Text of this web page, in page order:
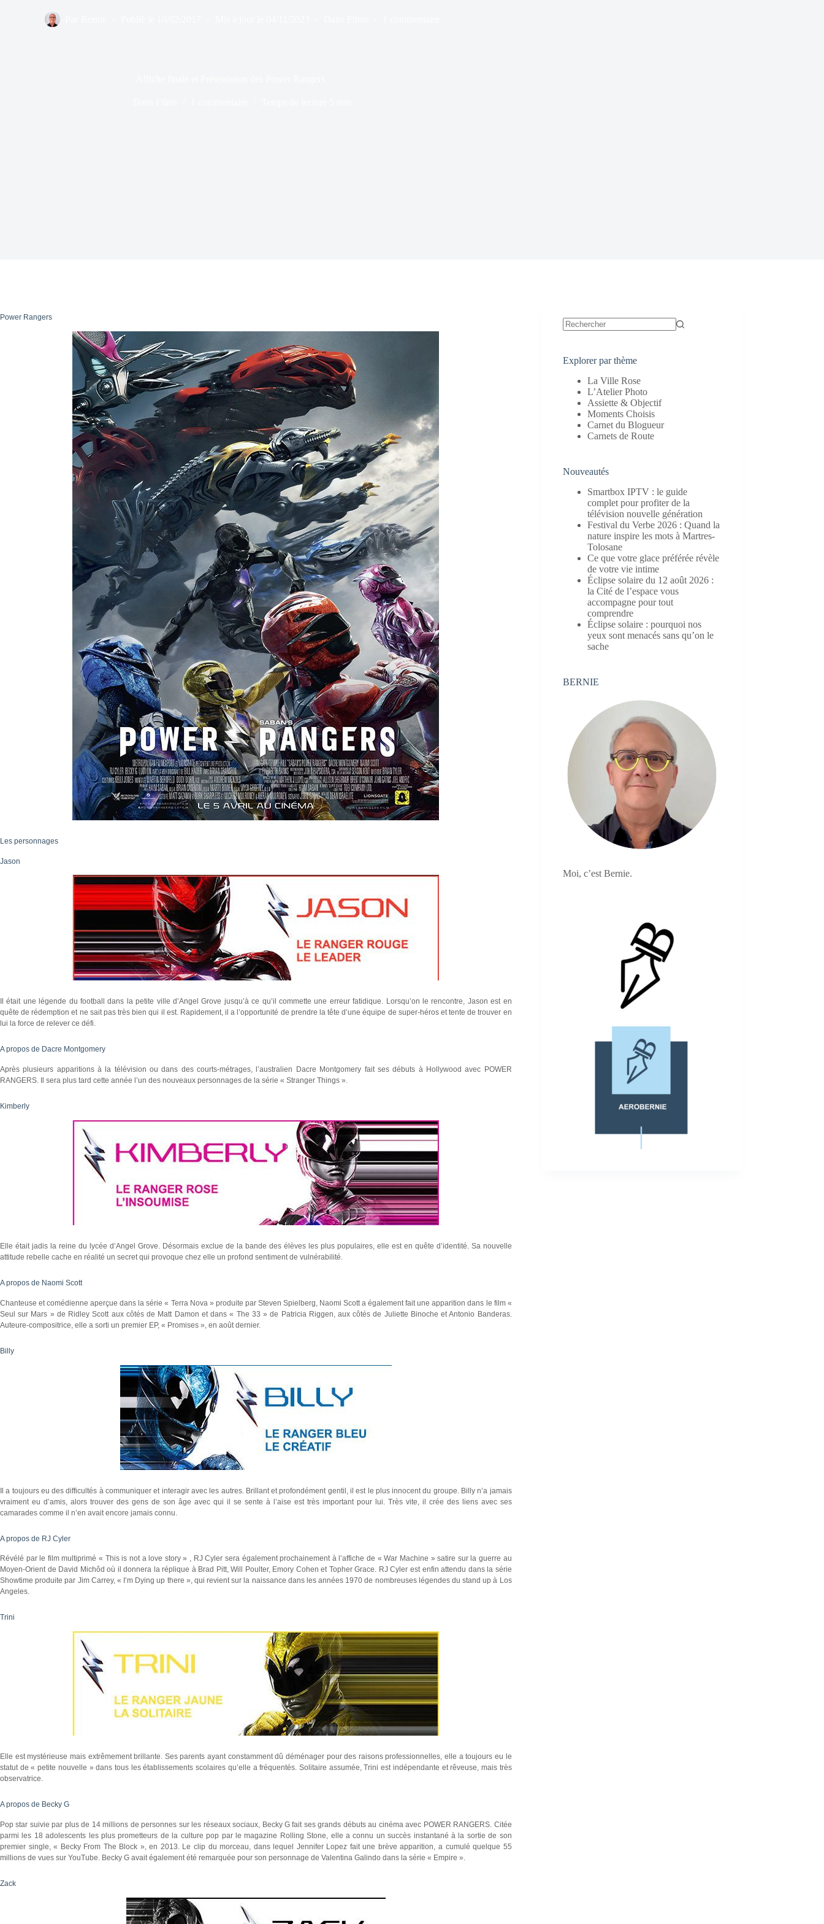
Power Rangers
Les personnages
Jason
Il était une légende du football dans la petite ville d’Angel Grove jusqu’à ce qu’il commette une erreur fatidique. Lorsqu’on le rencontre, Jason est en
quête de rédemption et ne sait pas très bien qui il est. Rapidement, il a l’opportunité de prendre la tête d’une équipe de super-héros et tente de trouver en
lui la force de relever ce défi.
A propos de Dacre Montgomery
Après plusieurs apparitions à la télévision ou dans des courts-métrages, l’australien Dacre Montgomery fait ses débuts à Hollywood avec POWER
RANGERS. Il sera plus tard cette année l’un des nouveaux personnages de la série « Stranger Things ».
Kimberly
Elle était jadis la reine du lycée d’Angel Grove. Désormais exclue de la bande des élèves les plus populaires, elle est en quête d’identité. Sa nouvelle
attitude rebelle cache en réalité un secret qui provoque chez elle un profond sentiment de vulnérabilité.
A propos de Naomi Scott
Chanteuse et comédienne aperçue dans la série « Terra Nova » produite par Steven Spielberg, Naomi Scott a également fait une apparition dans le film «
Seul sur Mars » de Ridley Scott aux côtés de Matt Damon et dans « The 33 » de Patricia Riggen, aux côtés de Juliette Binoche et Antonio Banderas.
Auteure-compositrice, elle a sorti un premier EP, « Promises », en août dernier.
Billy
Il a toujours eu des difficultés à communiquer et interagir avec les autres. Brillant et profondément gentil, il est le plus innocent du groupe. Billy n’a jamais
vraiment eu d’amis, alors trouver des gens de son âge avec qui il se sente à l’aise est très important pour lui. Très vite, il crée des liens avec ses
camarades comme il n’en avait encore jamais connu.
A propos de RJ Cyler
Révélé par le film multiprimé « This is not a love story » , RJ Cyler sera également prochainement à l’affiche de « War Machine » satire sur la guerre au
Moyen-Orient de David Michôd où il donnera la réplique à Brad Pitt, Will Poulter, Emory Cohen et Topher Grace. RJ Cyler est enfin attendu dans la série
Showtime produite par Jim Carrey, « I’m Dying up there », qui revient sur la naissance dans les années 1970 de nombreuses légendes du stand up à Los
Angeles.
Trini
Elle est mystérieuse mais extrêmement brillante. Ses parents ayant constamment dû déménager pour des raisons professionnelles, elle a toujours eu le
statut de « petite nouvelle » dans tous les établissements scolaires qu’elle a fréquentés. Solitaire assumée, Trini est indépendante et rêveuse, mais très
observatrice.
A propos de Becky G
Pop star suivie par plus de 14 millions de personnes sur les réseaux sociaux, Becky G fait ses grands débuts au cinéma avec POWER RANGERS. Citée
parmi les 18 adolescents les plus prometteurs de la culture pop par le magazine Rolling Stone, elle a connu un succès instantané à la sortie de son
premier single, « Becky From The Block », en 2013. Le clip du morceau, dans lequel Jennifer Lopez fait une brève apparition, a cumulé quelque 55
millions de vues sur YouTube. Becky G avait également été remarquée pour son personnage de Valentina Galindo dans la série « Empire ».
Zack
Explorer par thème
La Ville Rose
L’Atelier Photo
Assiette & Objectif
Moments Choisis
Carnet du Blogueur
Carnets de Route
Nouveautés
Smartbox IPTV : le guide
complet pour profiter de la
télévision nouvelle génération
Festival du Verbe 2026 : Quand la
nature inspire les mots à Martres-
Tolosane
Ce que votre glace préférée révèle
de votre vie intime
Éclipse solaire du 12 août 2026 :
la Cité de l’espace vous
accompagne pour tout
comprendre
Éclipse solaire : pourquoi nos
yeux sont menacés sans qu’on le
sache
BERNIE
Moi, c’est Bernie.